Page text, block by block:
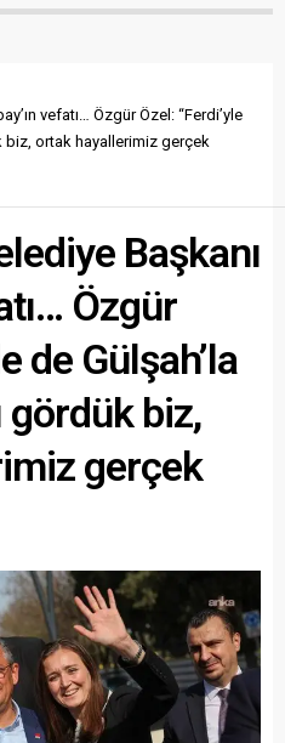
vefatı… Özgür Özel: “Ferdi’yle
biz, ortak hayallerimiz gerçek
Başkanı
Özgür
de Gülşah’la
gördük biz,
gerçek